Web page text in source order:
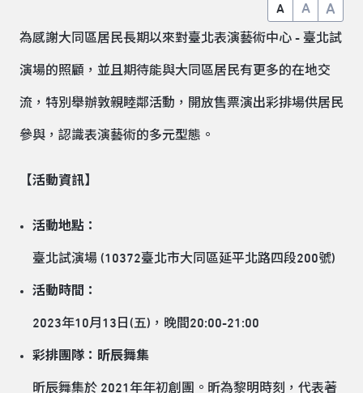
A A A
為感謝大同區居民長期以來對臺北表演藝術中心 - 臺北試
演場的照顧，並且期待能與大同區居民有更多的在地交
流，特別舉辦敦親睦鄰活動，開放售票演出彩排場供居民
參與，認識表演藝術的多元型態。
【活動資訊】
活動地點：
臺北試演場 (10372臺北市大同區延平北路四段200號)
活動時間：
2023年10月13日(五)，晚間20:00-21:00
彩排團隊：昕辰舞集
昕辰舞集於 2021年年初創團。昕為黎明時刻，代表著